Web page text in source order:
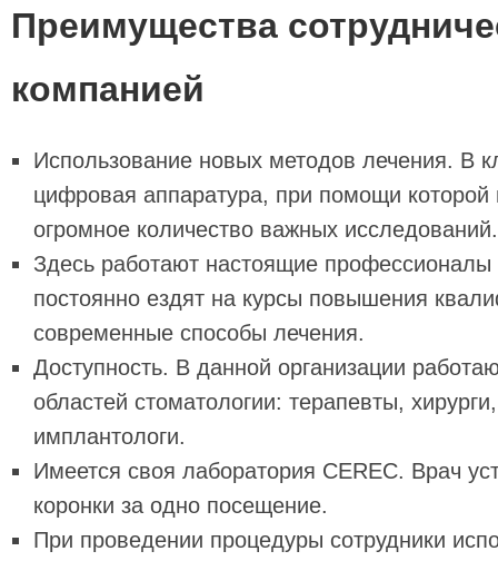
Преимущества
компанией
Использование новых методов лечения. В
цифровая аппаратура, при помощи которой
огромное количество важных исследований.
Здесь работают настоящие профессионалы
постоянно ездят на курсы повышения
современные способы лечения.
Доступность. В данной организации
областей стоматологии: терапевты,
имплантологи.
Имеется своя лаборатория CEREC. Врач
коронки за одно посещение.
При проведении процедуры сотрудники